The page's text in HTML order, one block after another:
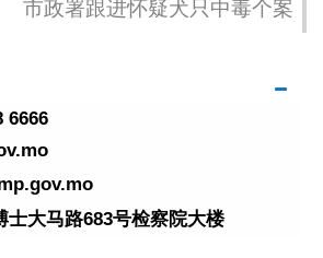
市政署跟进怀疑犬只中毒个案
6666
士大马路683号检察院大楼